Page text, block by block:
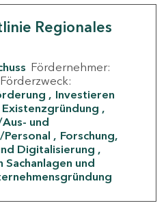
Regionales
Fördernehmer:
Förderzweck:
Investieren
Existenzgründung
und
Forschung,
Digitalisierung
und